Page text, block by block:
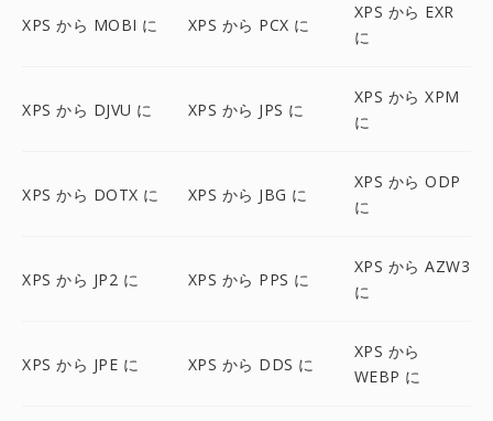
XPS から MOBI に XPS から PCX に
XPS から EXR
に
XPS から DJVU に XPS から JPS に
XPS から XPM
に
XPS から DOTX に XPS から JBG に
XPS から ODP
に
XPS から JP2 に XPS から PPS に
XPS から AZW3
に
XPS から JPE に XPS から DDS に
XPS から
WEBP に